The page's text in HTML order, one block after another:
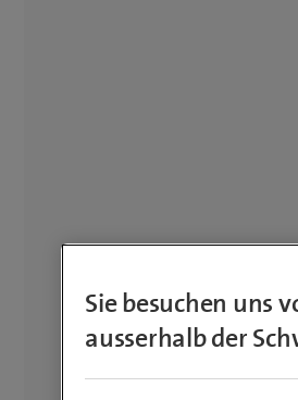
Sie besuchen uns
ausserhalb der